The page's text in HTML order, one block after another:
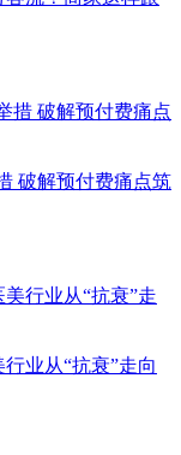
破解预付费痛点筑
业从“抗衰”走向